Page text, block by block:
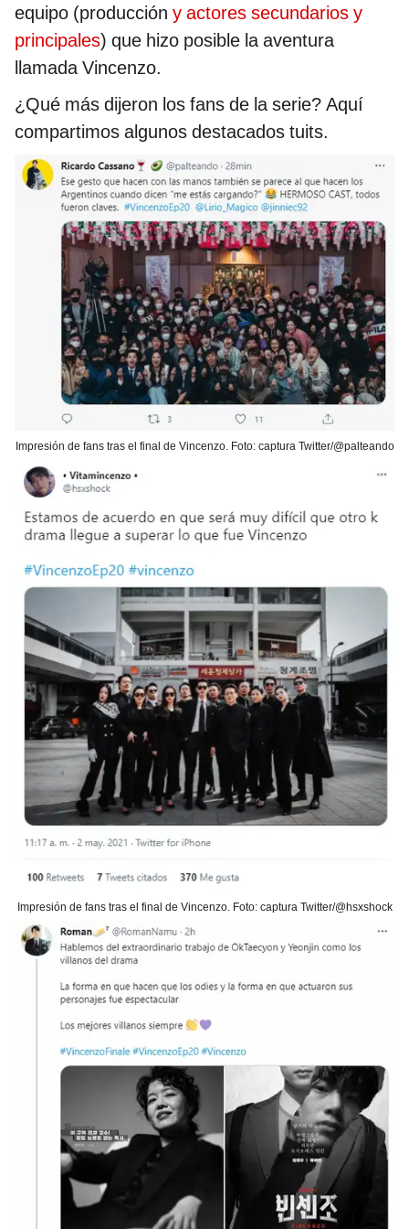
equipo (producción y actores secundarios y
principales) que hizo posible la aventura
llamada Vincenzo.
¿Qué más dijeron los fans de la serie? Aquí
compartimos algunos destacados tuits.
Impresión de fans tras el final de Vincenzo. Foto: captura Twitter/@palteando
Impresión de fans tras el final de Vincenzo. Foto: captura Twitter/@hsxshock